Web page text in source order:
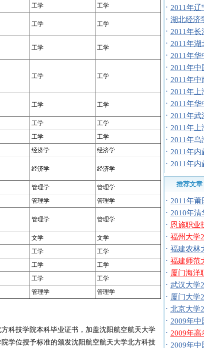
工学 工学
工学 工学
工学 工学
工学 工学
工学 工学
工学
工学
工学
工学
经济学 经济学
经济学 经济学
管理学
管理学
管理学 管理学
管理学 管理学
文学
文学
工学
工学
工学
工学
工学
工学
管理学 管理学
技学院本科毕业证书，加盖沈阳航空航天大学
学位授予标准的颁发沈阳航空航天大学北方科技
· 2011年
· 湖北经济
· 2011年
· 2011年
· 2011年
· 2011年
· 2011年
· 2011年
· 2011年
· 2011年武
· 2011年
· 2011年
· 2011年
· 2011年
推荐文章
· 2011年莆
· 2010年
· 恩施职业
· 福州大学
· 福建农林
· 福建师范
· 厦门海洋
· 武汉大学
· 厦门大学
· 北京大学
· 2009年
· 2009年高
· 2009年